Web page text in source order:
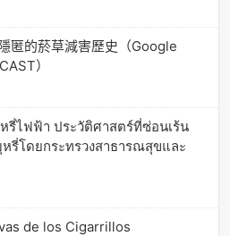
匿的菸草減害歷史（Google
）
รี่ไฟฟ้า ประวัติศาสตร์ที่ซ่อนเร้น
รี่โดยกระทรวงสาธารณสุขและ
de los Cigarrillos